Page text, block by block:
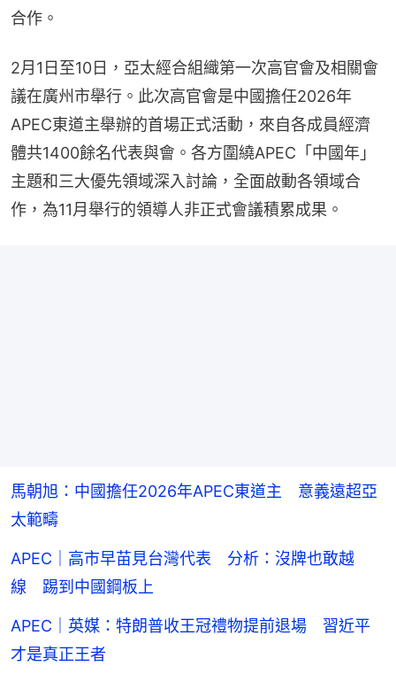
合作。
2月1日至10日，亞太經合組織第一次高官會及相關會
議在廣州市舉行。此次高官會是中國擔任2026年
APEC東道主舉辦的首場正式活動，來自各成員經濟
體共1400餘名代表與會。各方圍繞APEC「中國年」
主題和三大優先領域深入討論，全面啟動各領域合
作，為11月舉行的領導人非正式會議積累成果。
馬朝旭：中國擔任2026年APEC東道主 意義遠超亞
太範疇
APEC｜高市早苗見台灣代表 分析：沒牌也敢越
線 踢到中國鋼板上
APEC｜英媒：特朗普收王冠禮物提前退場 習近平
才是真正王者